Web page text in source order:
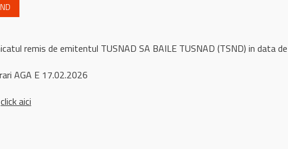
remis de emitentul TUSNAD SA BAILE TUSNAD (TSND) in data
AGA E 17.02.2026
click aici